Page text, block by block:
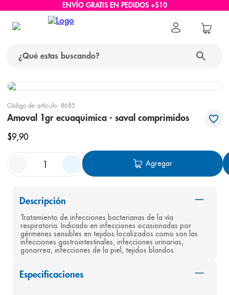
ENVÍO GRATIS EN PEDIDOS +$10
Código de artículo: 8685
Amoval 1gr ecuaquimica - saval comprimidos
$9,90
Agregar
Descripción
Tratamiento de infecciones bacterianas de la vía
respiratoria. Indicado en infecciones ocasionadas por
gérmenes sensibles en tejidos localizados como son las
infecciones gastrointestinales, infecciones urinarias,
gonorrea, infecciones de la piel, tejidos blandos.
Especificaciones
términos más buscados
1. protector solar
2.
3. eucerin
cerave
6. shampoo
7. bioderma
8. pediasure
10.prueba embarazo